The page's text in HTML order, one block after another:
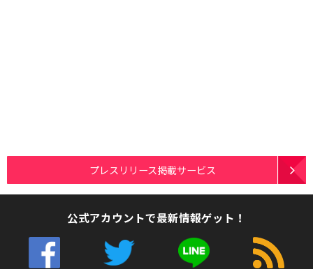
プレスリリース掲載サービス
公式アカウントで最新情報ゲット！